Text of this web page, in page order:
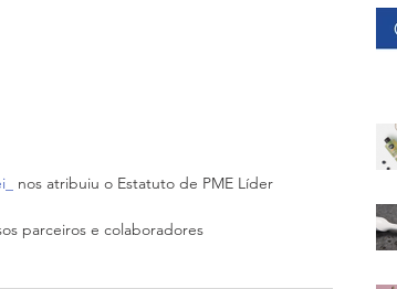
nos atribuiu o Estatuto de PME Líder
parceiros e colaboradores